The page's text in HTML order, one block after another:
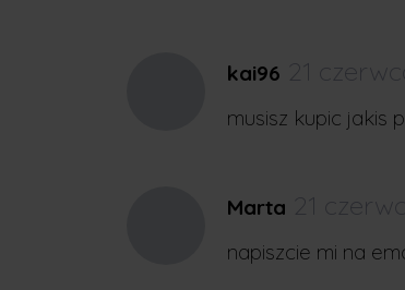
kai96 21
musisz kupic jakis
Marta 21
napiszcie mi na